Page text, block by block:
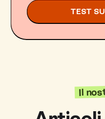
TEST
Il